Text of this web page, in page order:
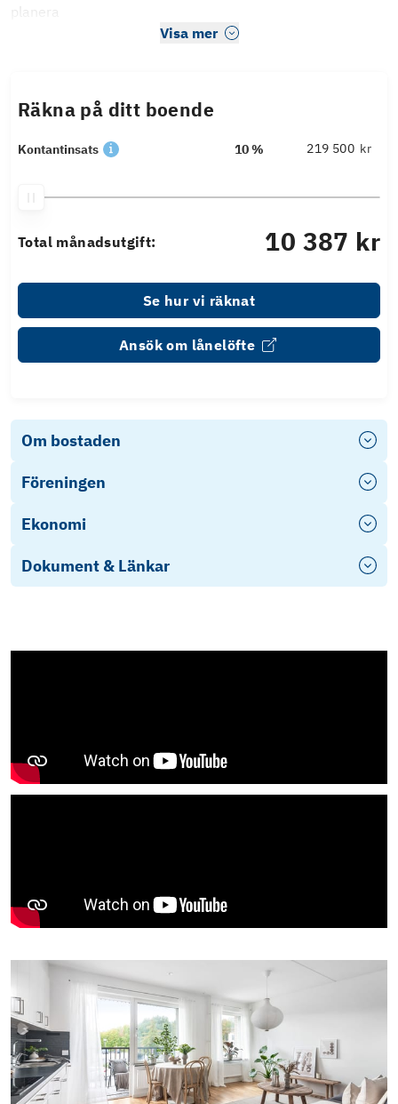
Visa mer
Räkna på ditt boende
Kontantinsats 10 % kr
Total månadsutgift: 10 387 kr
Se hur vi räknat
Ansök om lånelöfte
Om bostaden
Föreningen
Ekonomi
Dokument & Länkar
Video
Video